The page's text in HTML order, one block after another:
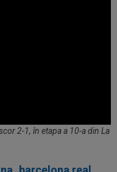
2-1, în etapa a 10-a din La